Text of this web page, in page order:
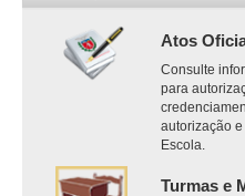
Atos
Consulte
para
autorização
Escola.
Turmas e